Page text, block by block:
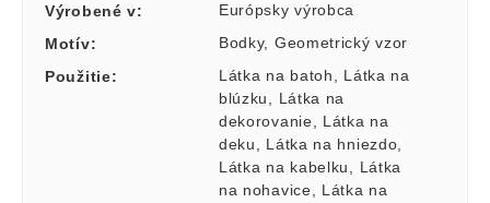
Výrobené v:
Európsky výrobca
Motív: Bodky, Geometrický vzor
Použitie: Látka na batoh
Látka na
blúzku
Látka na
dekorovanie
Látka na
deku
Látka na hniezdo
Látka na kabelku
Látka
na nohavice
Látka na